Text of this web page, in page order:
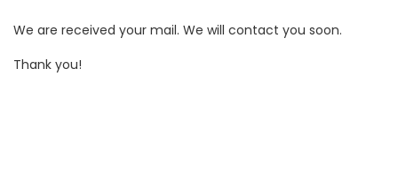
We are received your mail. We will contact you soon.
Thank you!